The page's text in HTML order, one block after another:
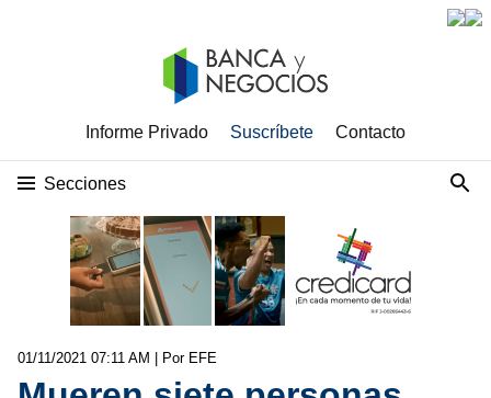
Informe Privado Suscríbete Contacto
Secciones
01/11/2021 07:11 AM | Por EFE